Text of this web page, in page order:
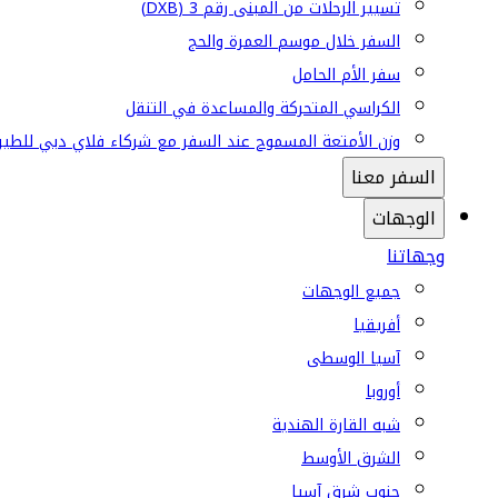
تسيير الرحلات من المبنى رقم 3 (DXB)
السفر خلال موسم العمرة والحج
سفر الأم الحامل
الكراسي المتحركة والمساعدة في التنقل
وزن الأمتعة المسموح عند السفر مع شركاء فلاي دبي
السفر معنا
الوجهات
وجهاتنا
جميع الوجهات
أفريقيا
آسيا الوسطى
أوروبا
شبه القارة الهندية
الشرق الأوسط
جنوب شرق آسيا